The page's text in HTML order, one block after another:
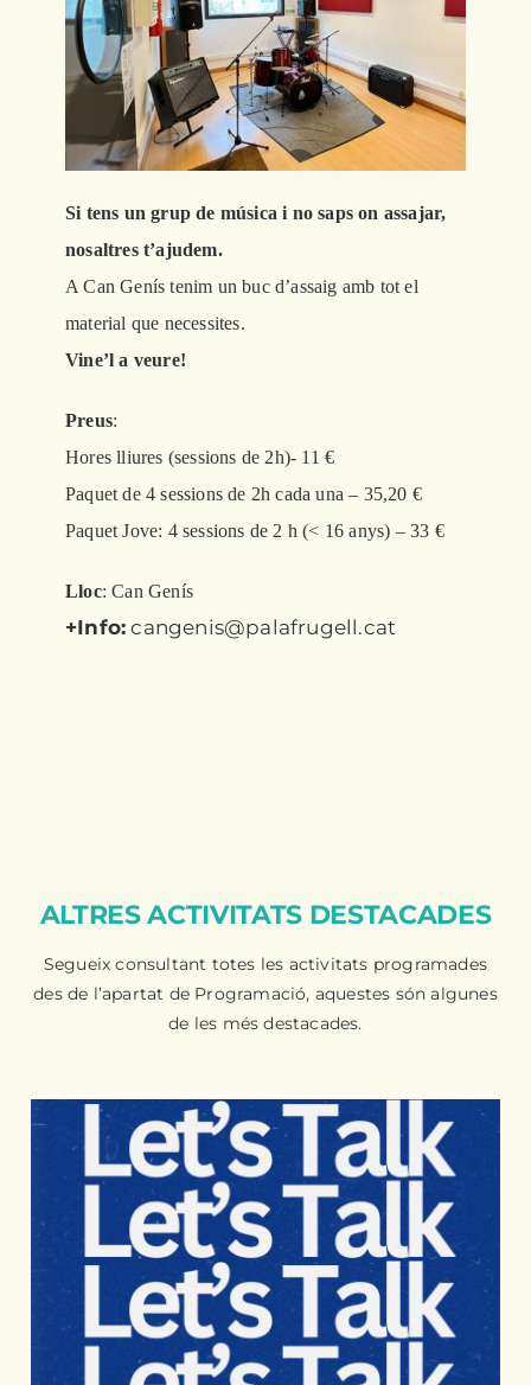
Contacta’ns
Si tens un grup de música i no saps on assajar,
nosaltres t’ajudem.
A Can Genís tenim un buc d’assaig amb tot el
material que necessites.
Vine’l a veure!
Preus:
Hores lliures (sessions de 2h)- 11 €
Paquet de 4 sessions de 2h cada una – 35,20 €
Paquet Jove: 4 sessions de 2 h (< 16 anys) – 33 €
Lloc: Can Genís
+Info: cangenis@palafrugell.cat
ALTRES ACTIVITATS DESTACADES
Segueix consultant totes les activitats programades
des de l’apartat de Programació, aquestes són algunes
de les més destacades.
LET’S TALK